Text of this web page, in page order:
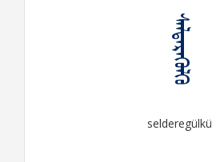
ᠰᠡᠯᠳᠡᠷᠡᠭᠦᠯᠬᠦ
selderegülkü